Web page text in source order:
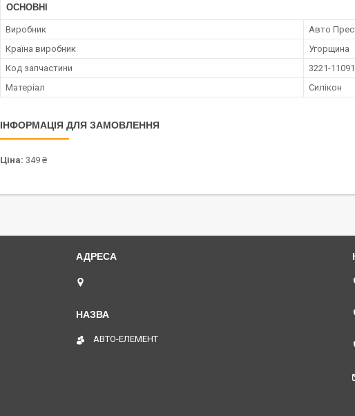
ОСНОВНІ
Виробник
Авто
Країна виробник
Угорщина
Код запчастини
3221-
Матеріал
Силікон
ІНФОРМАЦІЯ ДЛЯ ЗАМОВЛЕННЯ
Ціна: 349 ₴
АВТО-ЕЛЕМЕНТ